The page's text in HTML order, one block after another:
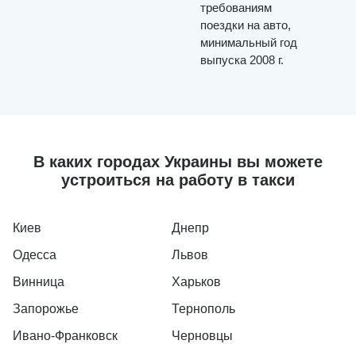
требованиям
поездки на авто,
минимальный год
выпуска 2008 г.
В каких городах Украины вы можете
устроиться на работу в такси
Киев
Днепр
Одесса
Львов
Винница
Харьков
Запорожье
Тернополь
Ивано-Франковск
Черновцы